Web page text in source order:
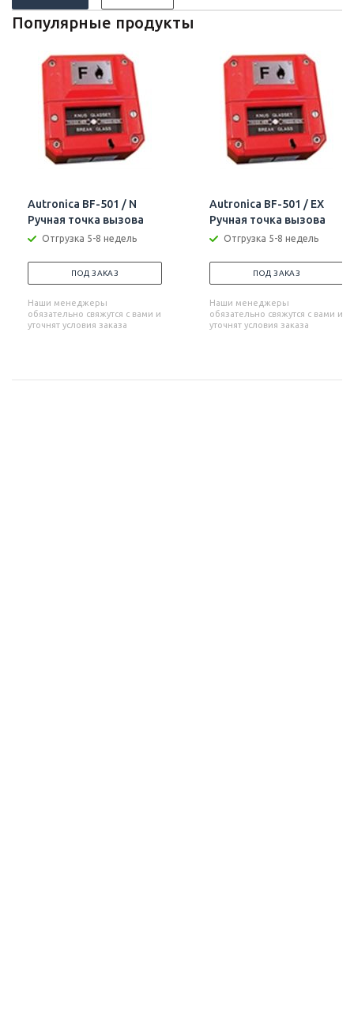
Популярные продукты
Autronica BF-501 / N
Ручная точка вызова
Отгрузка 5-8 недель
ПОД ЗАКАЗ
Наши менеджеры
обязательно свяжутся с вами и
уточнят условия заказа
Autronica BF-501 / EX
Ручная точка вызова
Отгрузка 5-8 недель
ПОД ЗАКАЗ
Наши менеджеры
обязательно свяжутся с вами и
уточнят условия заказа